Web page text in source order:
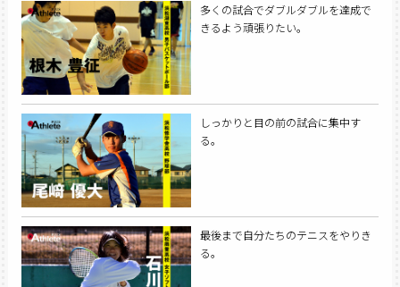
多くの試合でダブルダブルを達成で
きるよう頑張りたい。
しっかりと目の前の試合に集中す
る。
最後まで自分たちのテニスをやりき
る。